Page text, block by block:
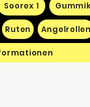
Soorex 1
Ruten Angelrollen